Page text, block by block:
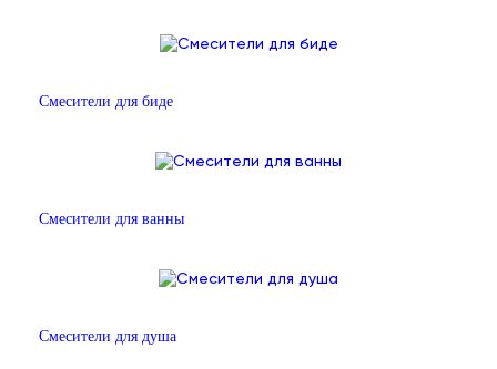
Смесители для биде
Смесители для ванны
Смесители для душа